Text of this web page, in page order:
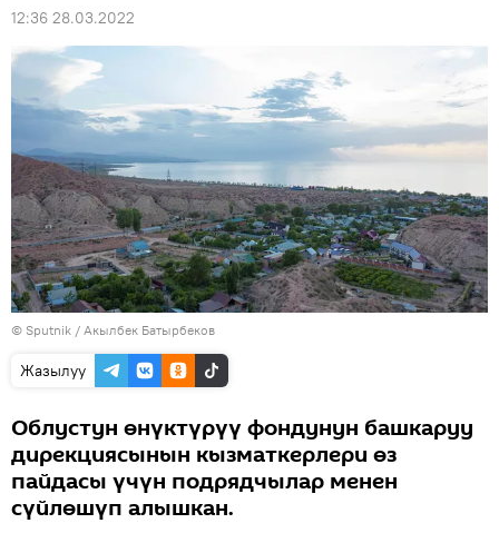
12:36 28.03.2022
© Sputnik / Акылбек Батырбеков
Жазылуу
Облустун өнүктүрүү фондунун башкаруу
дирекциясынын кызматкерлери өз
пайдасы үчүн подрядчылар менен
сүйлөшүп алышкан.